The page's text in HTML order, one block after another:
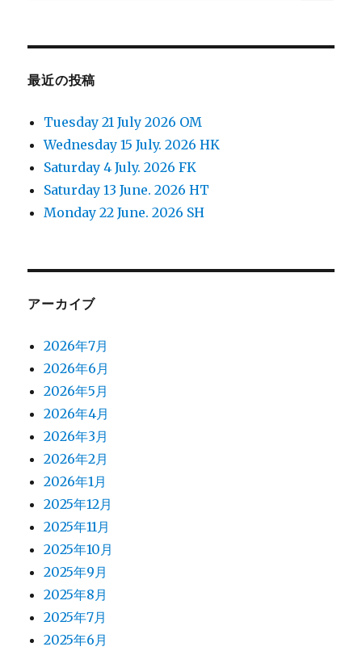
象:
最近の投稿
Tuesday 21 July 2026 OM
Wednesday 15 July. 2026 HK
Saturday 4 July. 2026 FK
Saturday 13 June. 2026 HT
Monday 22 June. 2026 SH
アーカイブ
2026年7月
2026年6月
2026年5月
2026年4月
2026年3月
2026年2月
2026年1月
2025年12月
2025年11月
2025年10月
2025年9月
2025年8月
2025年7月
2025年6月